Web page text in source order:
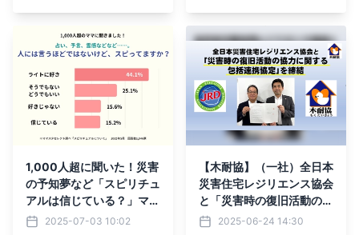
1,000人超に聞いた！災害
の予知夢など「スピリチュ
アルは信じている？」ママ
スタセレクトが調査【ママ
2025-07-03 10:02
【木耐協】（一社）全日本
災害住宅レジリエンス協会
と「災害時の復旧活動の協
力に関する包括連携協定」
2025-06-24 14:30